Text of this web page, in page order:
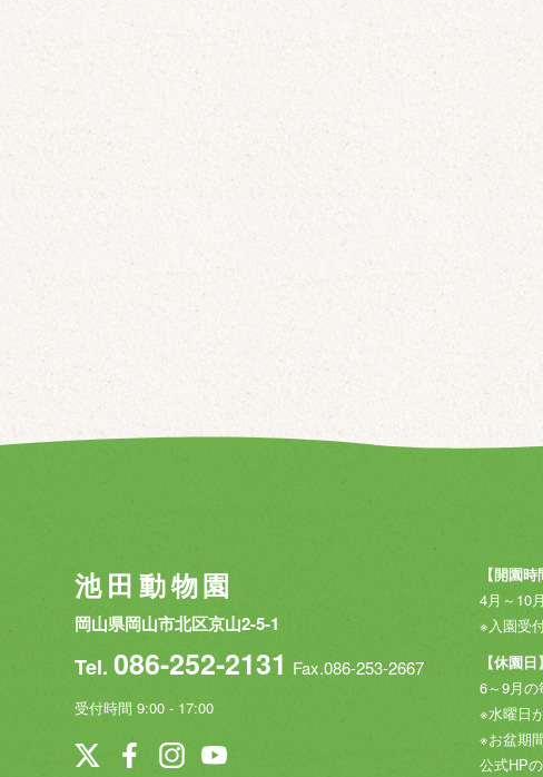
池田動物園
岡山県岡山市北区京山2-5-1
Tel.086-252-2131 Fax.086-253-2667
受付時間 9:00 - 17:00
【開園時
4月～10
※入園受
【休園日】
6～9月
※水曜日
※お盆期
公式HP